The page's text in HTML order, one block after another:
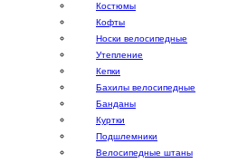
Костюмы
Кофты
Носки велосипедные
Утепление
Кепки
Бахилы велосипедные
Банданы
Куртки
Подшлемники
Велосипедные штаны